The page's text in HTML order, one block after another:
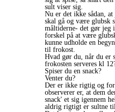
sult viser sig.
Nu er det ikke sådan,
skal gå og være glubsk
måltiderne- det gør jeg
forskel på at være
kunne udholde en
til frokost.
Hvad gør du, når du er
frokosten serveres kl
Spiser du en snack?
Venter du?
Der er ikke rigtig og
observerer er, at dem
snack' et sig igennem
aldrig rigtigt er sultne